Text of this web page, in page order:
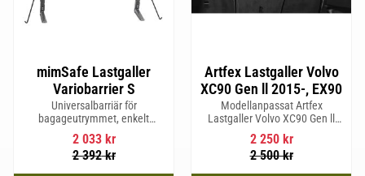
mimSafe Lastgaller
Variobarrier S
Universalbarriär för
bagageutrymmet, enkelt
justerbar för att passa din bils
form för säker och trygg resa
med husdjur eller last.
2 033kr
2 392kr
Artfex Lastgaller Volvo
XC90 Gen ll 2015-, EX90
Modellanpassat Artfex
Lastgaller Volvo XC90 Gen ll
2015-, EX90
2 250kr
2 500kr